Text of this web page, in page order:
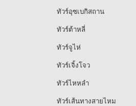
ทัวร์อุซเบกิสถาน
ทัวร์ต้าหลี่
ทัวร์จูไห่
ทัวร์เจิ้งโจว
ทัวร์ไหหลำ
ทัวร์เส้นทางสายไหม